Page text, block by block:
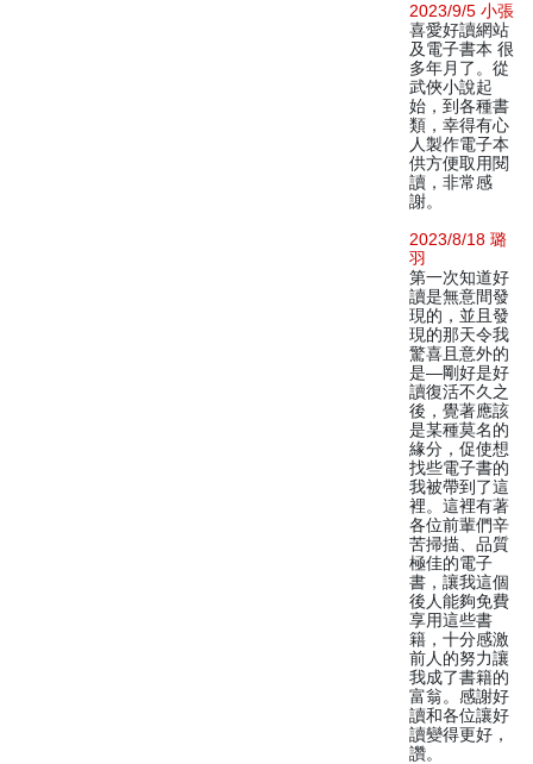
2023/9/5 小張
喜愛好讀網站
及電子書本 很
多年月了。從
武俠小說起
始，到各種書
類，幸得有心
人製作電子本
供方便取用閱
讀，非常感
謝。
2023/8/18 璐
羽
第一次知道好
讀是無意間發
現的，並且發
現的那天令我
驚喜且意外的
是—剛好是好
讀復活不久之
後，覺著應該
是某種莫名的
緣分，促使想
找些電子書的
我被帶到了這
裡。這裡有著
各位前輩們辛
苦掃描、品質
極佳的電子
書，讓我這個
後人能夠免費
享用這些書
籍，十分感激
前人的努力讓
我成了書籍的
富翁。感謝好
讀和各位讓好
讀變得更好，
讚。